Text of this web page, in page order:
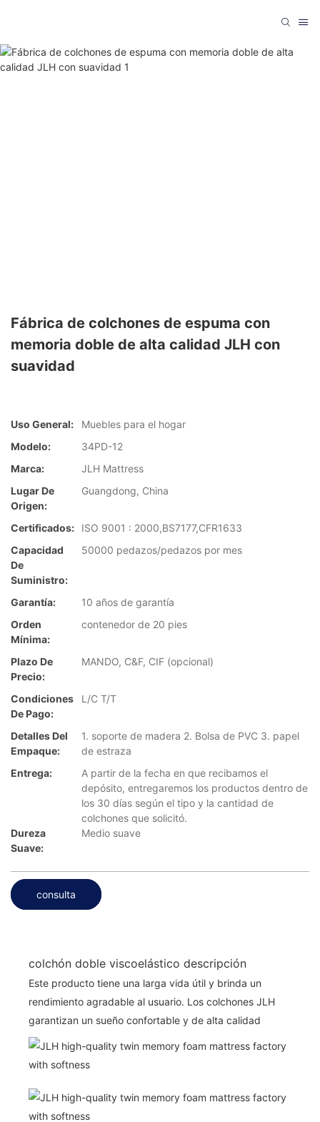
Fábrica de colchones de espuma con
memoria doble de alta calidad JLH con
suavidad
Uso General:
Muebles para el hogar
Modelo:
34PD-12
Marca:
JLH Mattress
Lugar De
Origen:
Guangdong, China
Certificados:
ISO 9001 : 2000,BS7177,CFR1633
Capacidad
De
Suministro:
50000 pedazos/pedazos por mes
Garantía:
10 años de garantía
Orden
Mínima:
contenedor de 20 pies
Plazo De
Precio:
MANDO, C&F, CIF (opcional)
Condiciones
De Pago:
L/C T/T
Detalles Del
Empaque:
1. soporte de madera 2. Bolsa de PVC 3. papel
de estraza
Entrega:
A partir de la fecha en que recibamos el
depósito, entregaremos los productos dentro de
los 30 días según el tipo y la cantidad de
colchones que solicitó.
Dureza
Suave:
Medio suave
consulta
colchón doble viscoelástico descripción
Este producto tiene una larga vida útil y brinda un
rendimiento agradable al usuario. Los colchones JLH
garantizan un sueño confortable y de alta calidad